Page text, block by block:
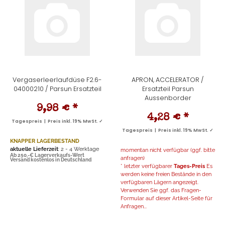
Vergaserleerlaufdüse F2.6-
04000210 / Parsun Ersatzteil
9,98 € *
Tagespreis | Preis inkl. 19% MwSt. ✓
KNAPPER LAGERBESTAND
aktuelle Lieferzeit: 2 - 4 Werktage
Ab 250,-€ Lagerverkaufs-Wert
Versand kostenlos in Deutschland
APRON, ACCELERATOR /
Ersatzteil Parsun
Aussenborder
4,28 € *
Tagespreis | Preis inkl. 19% MwSt. ✓
momentan nicht verfügbar (ggf. bitte
anfragen)
* letzter verfügbarer Tages-Preis Es
werden keine freien Bestände in den
verfügbaren Lägern angezeigt.
Verwenden Sie ggf. das Fragen-
Formular auf dieser Artikel-Seite für
Anfragen...